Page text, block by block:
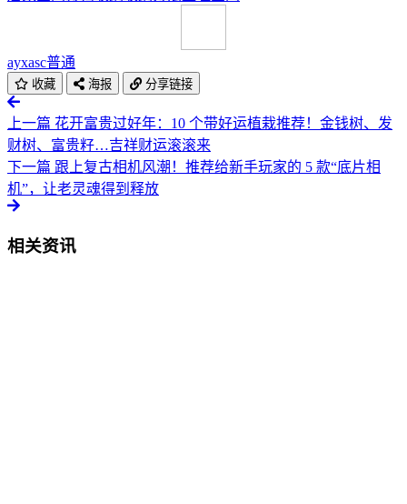
ayxasc普通
收藏 海报 分享链接
上一篇 花开富贵过好年：10 个带好运植栽推荐！金钱树、发
财树、富贵籽…吉祥财运滚滚来
下一篇 跟上复古相机风潮！推荐给新手玩家的 5 款“底片相
机”，让老灵魂得到释放
相关资讯